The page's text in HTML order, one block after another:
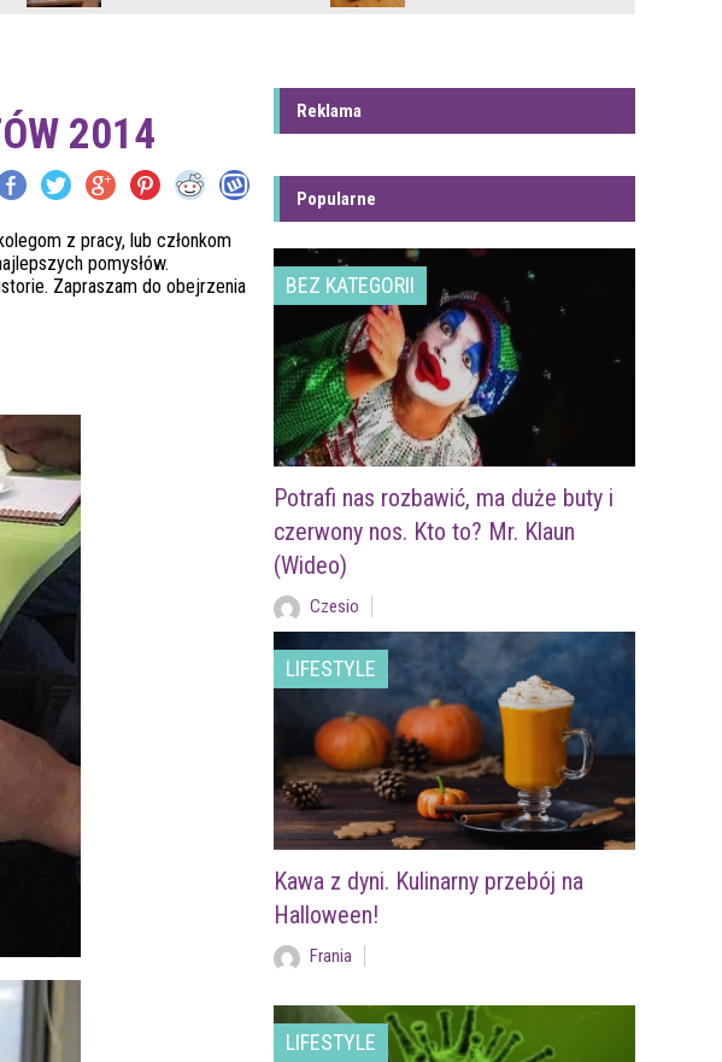
2014
z pracy, lub członkom
pomysłów.
Zapraszam do obejrzenia
Reklama
Popularne
BEZ KATEGORII
Potrafi nas rozbawić, ma duże buty i
czerwony nos. Kto to? Mr. Klaun
(Wideo)
Czesio
LIFESTYLE
Kawa z dyni. Kulinarny przebój na
Halloween!
Frania
LIFESTYLE